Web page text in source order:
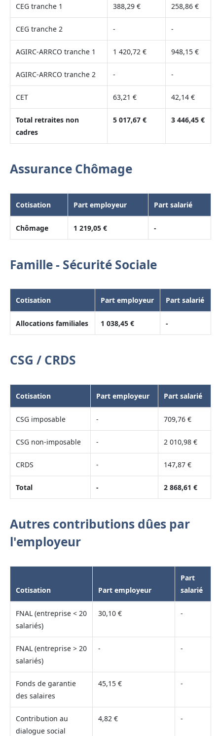
CEG tranche 1 388,29 € 258,86 €
CEG tranche 2 - -
AGIRC-ARRCO tranche 1 1 420,72 € 948,15 €
AGIRC-ARRCO tranche 2 - -
CET 63,21 € 42,14 €
Total retraites non
cadres
5 017,67 € 3 446,45 €
Assurance Chômage
Cotisation Part employeur Part salarié
Chômage 1 219,05 € -
Famille - Sécurité Sociale
Cotisation Part employeur Part salarié
Allocations familiales 1 038,45 € -
CSG / CRDS
Cotisation Part employeur Part salarié
CSG imposable - 709,76 €
CSG non-imposable - 2 010,98 €
CRDS - 147,87 €
Total - 2 868,61 €
Autres contributions dûes par
l'employeur
Cotisation Part employeur
Part
salarié
FNAL (entreprise < 20
salariés)
30,10 € -
FNAL (entreprise > 20
salariés)
- -
Fonds de garantie
des salaires
45,15 € -
Contribution au
dialogue social
4,82 € -